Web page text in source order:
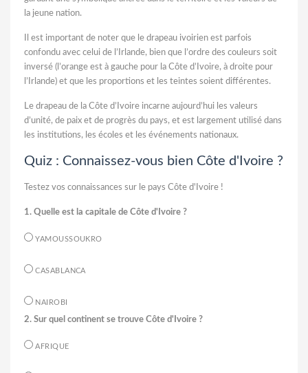
la jeune nation.
Il est important de noter que le drapeau ivoirien est parfois
confondu avec celui de l’Irlande, bien que l’ordre des couleurs soit
inversé (l’orange est à gauche pour la Côte d’Ivoire, à droite pour
l’Irlande) et que les proportions et les teintes soient différentes.
Le drapeau de la Côte d’Ivoire incarne aujourd’hui les valeurs
d’unité, de paix et de progrès du pays, et est largement utilisé dans
les institutions, les écoles et les événements nationaux.
Quiz : Connaissez-vous bien Côte d'Ivoire ?
Testez vos connaissances sur le pays Côte d'Ivoire !
1. Quelle est la capitale de Côte d'Ivoire ?
YAMOUSSOUKRO
CASABLANCA
NAIROBI
2. Sur quel continent se trouve Côte d'Ivoire ?
AFRIQUE